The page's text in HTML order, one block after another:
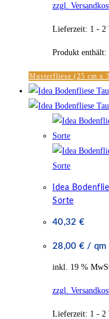
zzgl.
Lieferzeit: 1 - 2
Produkt enthält:
Musterfliese (25 cm x
Idea
Sorte
40,32 €
28,00 € /qm
inkl. 19 %
zzgl.
Lieferzeit: 1 - 2